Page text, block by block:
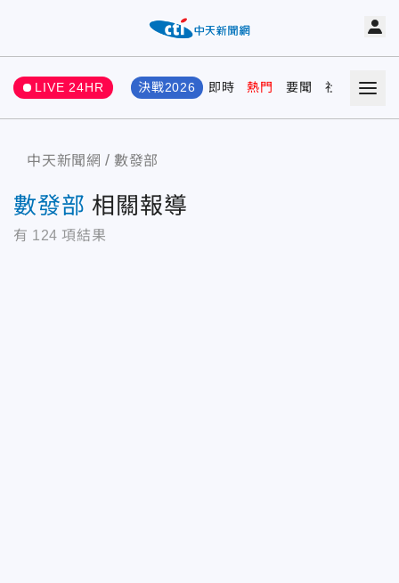
LIVE 24HR 決戰2026 即時 熱門 要聞 社會 娛樂
中天新聞網 數發部
數發部 相關報導
有 124 項結果